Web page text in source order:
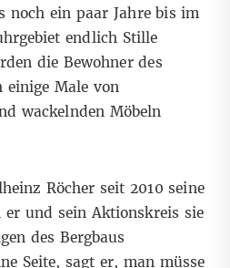
noch ein paar Jahre bis im
endlich Stille
die Bewohner des
einige Male von
wackelnden Möbeln
Röcher seit 2010 seine
er und sein Aktionskreis sie
des Bergbaus
Seite, sagt er, man müsse